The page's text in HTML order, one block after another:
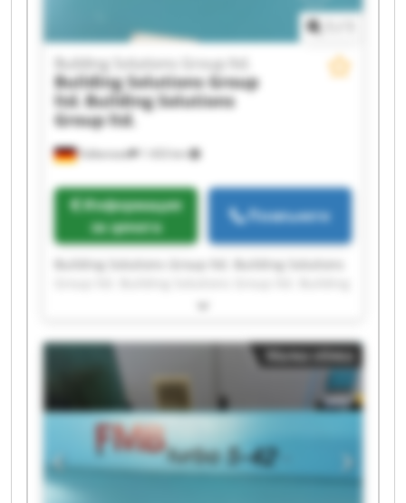
Falkensee 1 433 km
Building Solutions Group ltd.
Building Solutions Group
ltd. Building Solutions
Group ltd.
Информация
за цената
Позвънете
Building Solutions Group ltd. Building Solutions
Solutions Group ltd. Building Solutions Group
Solutions Group ltd. Building Solutions Group
ltd. Building Solutions Group ltd. Building
Solutions Group ltd. Building Solutions Group
ltd. Building Solutions Group ltd. Building
Solutions Group ltd. Building Solutions Group
ltd. Building Solutions Group ltd. Building
Solutions Group ltd. Building Solutions Group
ltd. Building Solutions Group ltd. Building
Solutions Group ltd. Building Solutions Group
Малка обява